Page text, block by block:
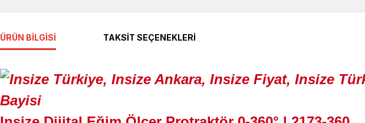
ÜRÜN BILGISI TAKSIT SEÇENEKLERI